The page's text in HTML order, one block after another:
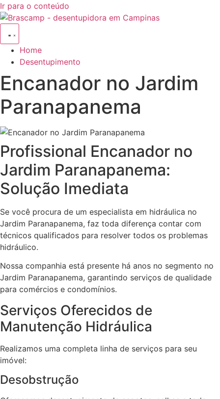
Ir para o conteúdo
Home
Desentupimento
Encanador no Jardim
Paranapanema
Profissional Encanador no
Jardim Paranapanema:
Solução Imediata
Se você procura de um especialista em hidráulica no
Jardim Paranapanema, faz toda diferença contar com
técnicos qualificados para resolver todos os problemas
hidráulico.
Nossa companhia está presente há anos no segmento no
Jardim Paranapanema, garantindo serviços de qualidade
para comércios e condomínios.
Serviços Oferecidos de
Manutenção Hidráulica
Realizamos uma completa linha de serviços para seu
imóvel:
Desobstrução